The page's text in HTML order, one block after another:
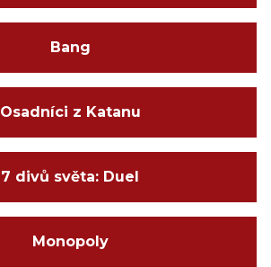
Bang
Osadníci z Katanu
7 divů světa: Duel
Monopoly